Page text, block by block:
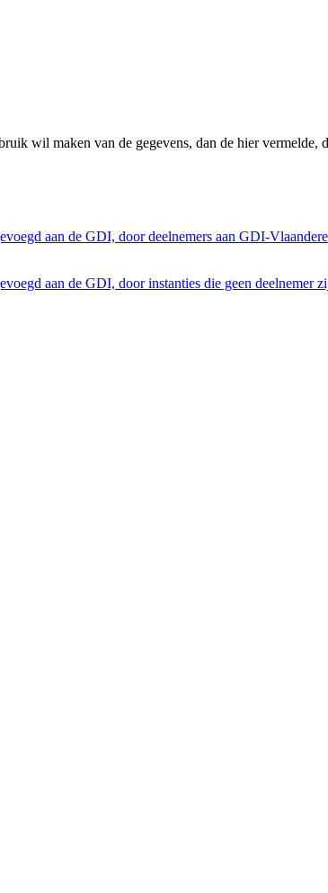
wil maken van de gegevens, dan de hier vermelde,
aan de GDI, door deelnemers aan GDI-
aan de GDI, door instanties die geen deelnemer